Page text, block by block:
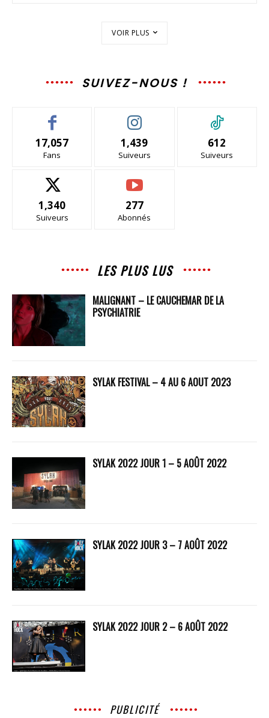
VOIR PLUS
SUIVEZ-NOUS !
17,057
Fans
1,439
Suiveurs
612
Suiveurs
1,340
Suiveurs
277
Abonnés
LES PLUS LUS
MALIGNANT – LE CAUCHEMAR DE LA
PSYCHIATRIE
SYLAK FESTIVAL – 4 AU 6 AOUT 2023
SYLAK 2022 JOUR 1 – 5 AOÛT 2022
SYLAK 2022 JOUR 3 – 7 AOÛT 2022
SYLAK 2022 JOUR 2 – 6 AOÛT 2022
PUBLICITÉ